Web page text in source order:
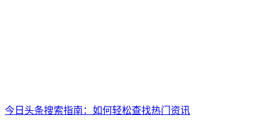
今日头条搜索指南：如何轻松查找热门资讯